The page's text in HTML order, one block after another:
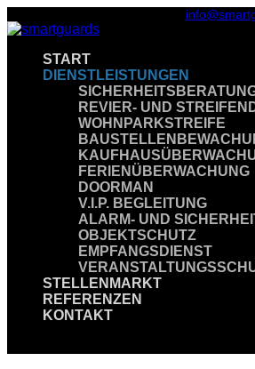
START
DIENSTLEISTUNGEN
REVIER- UND
WOHNPARKSTREIFE
FERIENÜBERWACHUNG
DOORMAN
V.I.P. BEGLEITUNG
ALARM- UND
OBJEKTSCHUTZ
EMPFANGSDIENST
STELLENMARKT
REFERENZEN
KONTAKT